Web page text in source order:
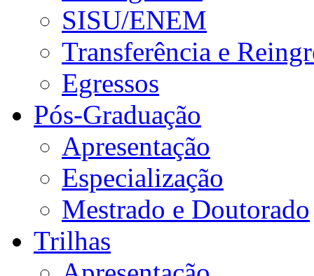
SISU/ENEM
Transferência e
Egressos
Pós-Graduação
Apresentação
Especialização
Mestrado e Doutorado
Trilhas